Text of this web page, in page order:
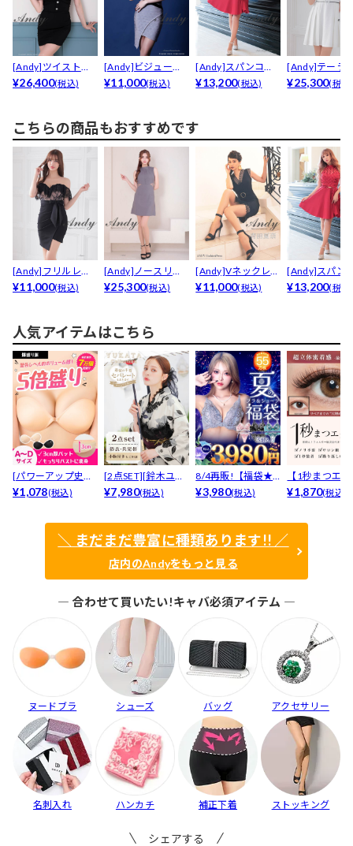
[Andy]ツイストオ
フショルボタンビ...
¥26,400(税込)
[Andy]ビジュー付
きオフショルバン...
¥11,000(税込)
[Andy]スパンコー
ルホルターネック...
¥13,200(税込)
[Andy]テーラ
ワッフルパイ
¥25,300(税込)
こちらの商品もおすすめです
[Andy]フリルレー
スオフショルウエ...
¥11,000(税込)
[Andy]ノースリー
ブウエストシアー...
¥25,300(税込)
[Andy]Vネックレー
スウエストバッ...
¥11,000(税込)
[Andy]スパン
ルホルターネ
¥13,200(税込)
人気アイテムはこちら
[パワーアップ史上
最強5倍盛りアップ
¥1,078(税込)
[2点SET][鈴木ユリ
ア(baby)...
¥7,980(税込)
8/4再販!【福袋★
ブラセット3点
¥3,980(税込)
【1秒まつエ
リュームタイ
¥1,870(税込)
＼ まだまだ豊富に種類あります!! ／
店内のAndyをもっと見る
― 合わせて買いたい!キャバ必須アイテム ―
ヌードブラ シューズ バッグ アクセサリー
名刺入れ ハンカチ 補正下着 ストッキング
シェアする